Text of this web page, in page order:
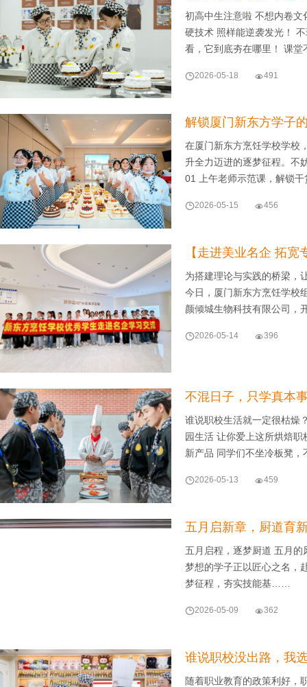
初高中生注意啦 不想内卷
硬技术 照样能逆袭发光！
看，它到底夯在哪里！ 课
2026-05-18 491
解锁厦门新东方学子
在厦门新东方烹饪学校学校
升全力迈进的逐梦征程。不
01 上午老师示范课，解锁
2026-05-15 456
【走进美业名企 拓
为搭建理论与实践的桥梁，
今日，厦门新东方烹饪学校
颜倾城生物科技有限公司
2026-05-14 396
不混日子，只学真本
谁说职校生活就一定很枯燥
园生活 让你爱上这所烘焙
新产品 同学们不坐冷板凳
2026-05-13 459
五月启新章，厨道育
五月启程，逐梦厨道 五月
梦想的学子正以匠心之名，
梦征程，夯实技能基……
2026-05-09 362
谁说职校没出路，我
随着职业教育的政策利好，